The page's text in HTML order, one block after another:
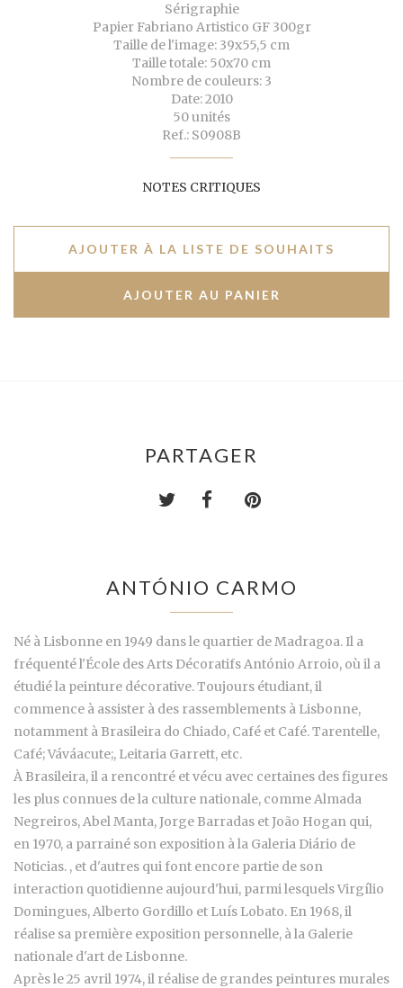
Sérigraphie
Papier Fabriano Artistico GF 300gr
Taille de l'image: 39x55,5 cm
Taille totale: 50x70 cm
Nombre de couleurs: 3
Date: 2010
50 unités
Ref.: S0908B
NOTES CRITIQUES
AJOUTER À LA LISTE DE SOUHAITS
PARTAGER
ANTÓNIO CARMO
Né à Lisbonne en 1949 dans le quartier de Madragoa. Il a
fréquenté l'École des Arts Décoratifs António Arroio, où il a
étudié la peinture décorative. Toujours étudiant, il
commence à assister à des rassemblements à Lisbonne,
notamment à Brasileira do Chiado, Café et Café. Tarentelle,
Café; Váváacute;, Leitaria Garrett, etc.
À Brasileira, il a rencontré et vécu avec certaines des figures
les plus connues de la culture nationale, comme Almada
Negreiros, Abel Manta, Jorge Barradas et João Hogan qui,
en 1970, a parrainé son exposition à la Galeria Diário de
Noticias. , et d'autres qui font encore partie de son
interaction quotidienne aujourd'hui, parmi lesquels Virgílio
Domingues, Alberto Gordillo et Luís Lobato. En 1968, il
réalise sa première exposition personnelle, à la Galerie
nationale d'art de Lisbonne.
Après le 25 avril 1974, il réalise de grandes peintures murales